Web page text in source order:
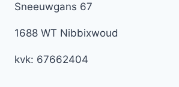
Sneeuwgans 67
1688 WT Nibbixwoud
kvk: 67662404